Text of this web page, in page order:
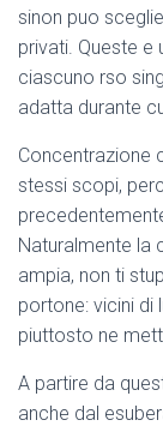
sinon puo
privati. Queste
ciascuno rso
adatta durante
Concentrazione
stessi scopi,
Naturalmente la
ampia, non ti
portone: vicini di
piuttosto ne
A partire da
anche dal